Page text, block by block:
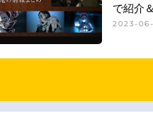
で紹介
2023-